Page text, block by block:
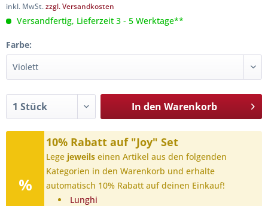
inkl. MwSt.zzgl. Versandkosten
Versandfertig, Lieferzeit 3 - 5 Werktage**
Farbe:
In den Warenkorb
10% Rabatt auf "Joy" Set
Lege jeweils einen Artikel aus den folgenden
Kategorien in den Warenkorb und erhalte
automatisch 10% Rabatt auf deinen Einkauf!
Lunghi